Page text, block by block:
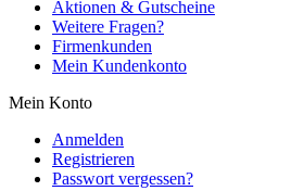
Aktionen & Gutscheine
Weitere Fragen?
Firmenkunden
Mein Kundenkonto
Mein Konto
Anmelden
Registrieren
Passwort vergessen?